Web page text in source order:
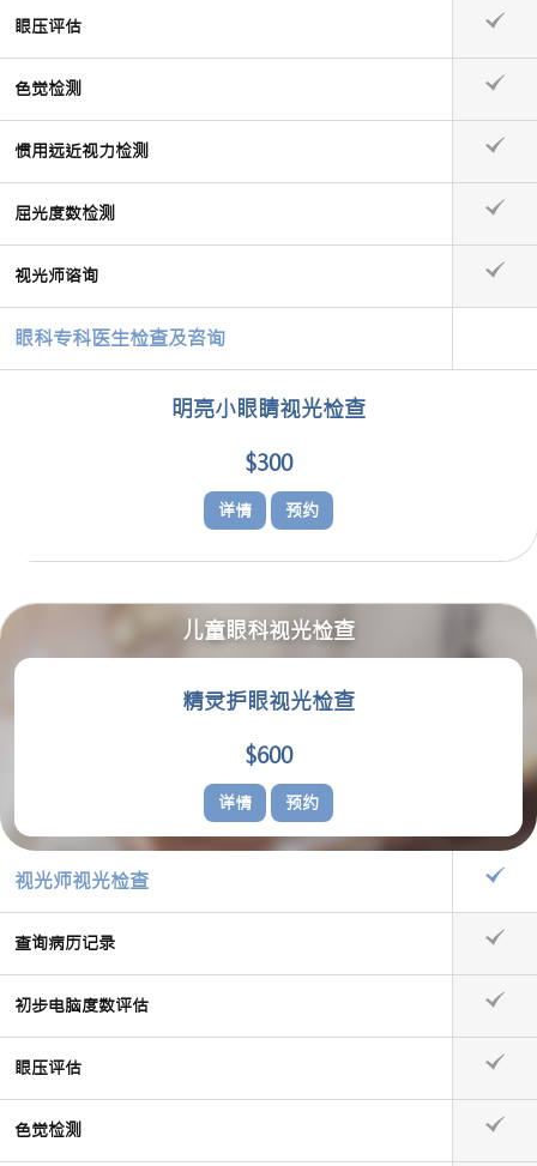
眼压评估
色觉检测
惯用远近视力检测
屈光度数检测
视光师谘询
眼科专科医生检查及咨询
明亮小眼睛视光检查
$300
详情 预约
儿童眼科视光检查
精灵护眼视光检查
$600
详情 预约
视光师视光检查
查询病历记录
初步电脑度数评估
眼压评估
色觉检测